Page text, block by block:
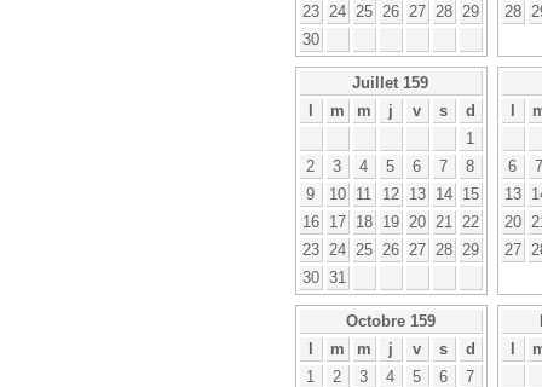
23
24 25 26 27 28
29
30
28
Juillet 159
l
m m j v s
d
1
2
3 4 5 6 7
8
9
10 11 12 13 14
15
16
17 18 19 20 21
22
23
24 25 26 27 28
29
30 31
l
6
7
13
20
27
Octobre 159
l
m m j v s
d
1
2 3 4 5 6
7
l